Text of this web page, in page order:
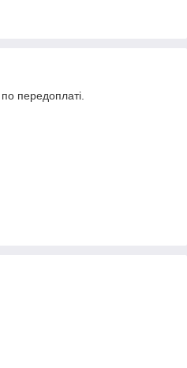
передоплаті.